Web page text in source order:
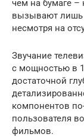
чем на бумаге –
вызывают лишь
несмотря на
Звучание
с мощностью в
достаточной
компонентов
пользователя
фильмов.